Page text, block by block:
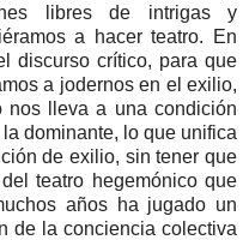
libres de intrigas y
a hacer teatro. En
discurso crítico, para que
a jodernos en el exilio,
nos lleva a una condición
dominante, lo que unifica
de exilio, sin tener que
teatro hegemónico que
años ha jugado un
de la conciencia colectiva